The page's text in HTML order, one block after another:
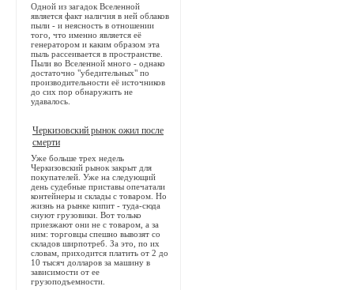
Одной из загадок Вселенной
является факт наличия в ней облаков
пыли - и неясность в отношении
того, что именно является её
генератором и каким образом эта
пыль рассеивается в пространстве.
Пыли во Вселенной много - однако
достаточно "убедительных" по
производительности её источников
до сих пор обнаружить не
удавалось.
Черкизовский рынок ожил после
смерти
Уже больше трех недель
Черкизовский рынок закрыт для
покупателей. Уже на следующий
день судебные приставы опечатали
контейнеры и склады с товаром. Но
жизнь на рынке кипит - туда-сюда
снуют грузовики. Вот только
приезжают они не с товаром, а за
ним: торговцы спешно вывозят со
складов ширпотреб. За это, по их
словам, приходится платить от 2 до
10 тысяч долларов за машину в
зависимости от ее
грузоподъемности.